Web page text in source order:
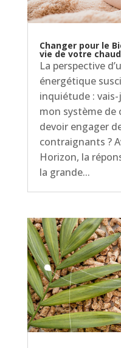
Changer pour le
vie de votre
La perspective
énergétique
inquiétude :
mon système de
devoir engager
contraignants ?
Horizon, la
la grande...